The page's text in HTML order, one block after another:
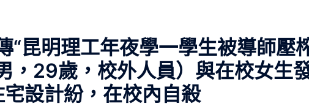
“昆明理工年夜學一學生被導師壓
，29歲，校外人員）與在校女生
設計紛，在校內自殺